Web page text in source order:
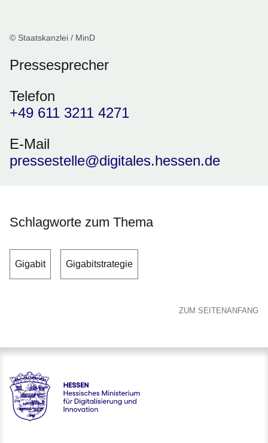
© Staatskanzlei / MinD
Pressesprecher
Telefon
+49 611 3211 4271
E-Mail
pressestelle@digitales.hessen.de
Schlagworte zum Thema
Gigabit Gigabitstrategie
ZUM SEITENANFANG
Hessen - Hessisches Ministerium für Digitalisierung und